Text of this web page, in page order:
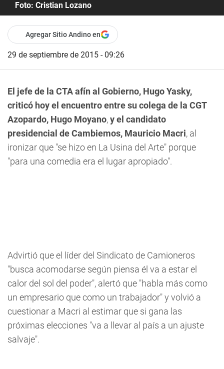
Foto: Cristian Lozano
Agregar Sitio Andino en
29 de septiembre de 2015 - 09:26
El jefe de la CTA afín al Gobierno, Hugo Yasky,
criticó hoy el encuentro entre su colega de la CGT
Azopardo, Hugo Moyano,y el candidato
presidencial de Cambiemos, Mauricio Macri, al
ironizar que "se hizo en La Usina del Arte" porque
"para una comedia era el lugar apropiado".
Advirtió que el líder del Sindicato de Camioneros
"busca acomodarse según piensa él va a estar el
calor del sol del poder", alertó que "habla más como
un empresario que como un trabajador" y volvió a
cuestionar a Macri al estimar que si gana las
próximas elecciones "va a llevar al país a un ajuste
salvaje".